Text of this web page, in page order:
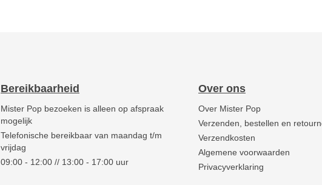
Bereikbaarheid
Mister Pop bezoeken is alleen op afspraak
mogelijk
Telefonische bereikbaar van maandag t/m
vrijdag
09:00 - 12:00 // 13:00 - 17:00 uur
Over ons
Over Mister Pop
Verzenden, bestellen en
Verzendkosten
Algemene voorwaarden
Privacyverklaring